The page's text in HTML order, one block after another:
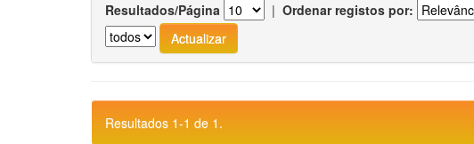
Resultados/Página | Ordenar registos por:
Resultados 1-1 de 1.